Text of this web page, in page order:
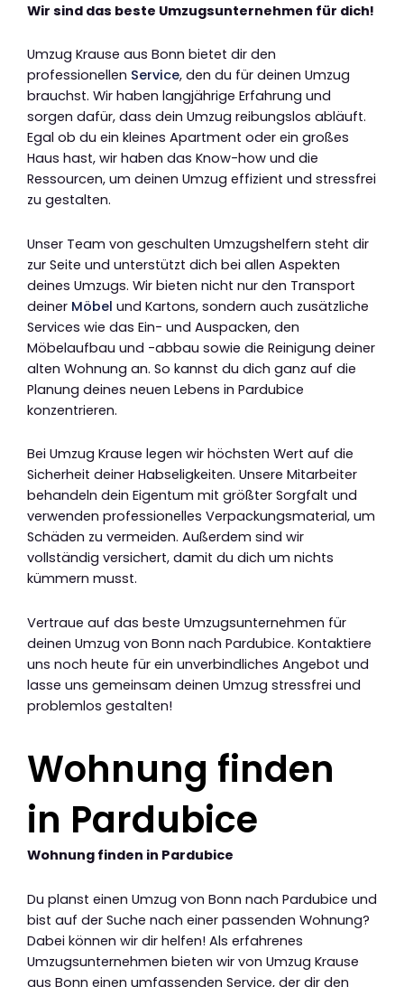
Wir sind das beste Umzugsunternehmen für dich!
Umzug Krause aus Bonn bietet dir den
professionellen Service, den du für deinen Umzug
brauchst. Wir haben langjährige Erfahrung und
sorgen dafür, dass dein Umzug reibungslos abläuft.
Egal ob du ein kleines Apartment oder ein großes
Haus hast, wir haben das Know-how und die
Ressourcen, um deinen Umzug effizient und stressfrei
zu gestalten.
Unser Team von geschulten Umzugshelfern steht dir
zur Seite und unterstützt dich bei allen Aspekten
deines Umzugs. Wir bieten nicht nur den Transport
deiner Möbel und Kartons, sondern auch zusätzliche
Services wie das Ein- und Auspacken, den
Möbelaufbau und -abbau sowie die Reinigung deiner
alten Wohnung an. So kannst du dich ganz auf die
Planung deines neuen Lebens in Pardubice
konzentrieren.
Bei Umzug Krause legen wir höchsten Wert auf die
Sicherheit deiner Habseligkeiten. Unsere Mitarbeiter
behandeln dein Eigentum mit größter Sorgfalt und
verwenden professionelles Verpackungsmaterial, um
Schäden zu vermeiden. Außerdem sind wir
vollständig versichert, damit du dich um nichts
kümmern musst.
Vertraue auf das beste Umzugsunternehmen für
deinen Umzug von Bonn nach Pardubice. Kontaktiere
uns noch heute für ein unverbindliches Angebot und
lasse uns gemeinsam deinen Umzug stressfrei und
problemlos gestalten!
Wohnung finden
in Pardubice
Wohnung finden in Pardubice
Du planst einen Umzug von Bonn nach Pardubice und
bist auf der Suche nach einer passenden Wohnung?
Dabei können wir dir helfen! Als erfahrenes
Umzugsunternehmen bieten wir von Umzug Krause
aus Bonn einen umfassenden Service, der dir den